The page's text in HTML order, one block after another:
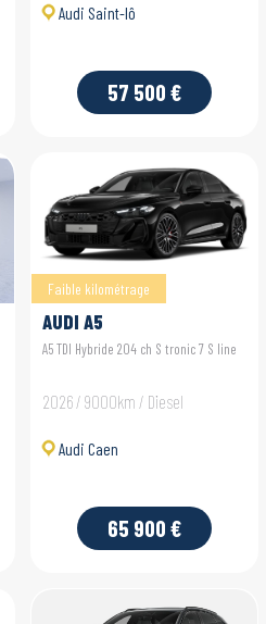
Audi Saint-lô
57 500 €
Faible kilométrage
AUDI A5
A5 TDI Hybride 204 ch S tronic 7 S line
2026 / 9000km / Diesel
Audi Caen
65 900 €